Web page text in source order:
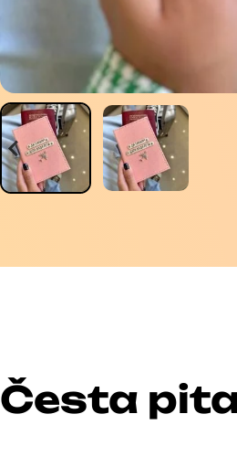
Česta